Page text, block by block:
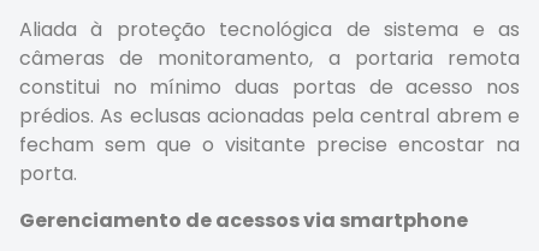
Aliada à proteção tecnológica de sistema e as
câmeras de monitoramento, a portaria remota
constitui no mínimo duas portas de acesso nos
prédios. As eclusas acionadas pela central abrem e
fecham sem que o visitante precise encostar na
porta.
Gerenciamento de acessos via smartphone